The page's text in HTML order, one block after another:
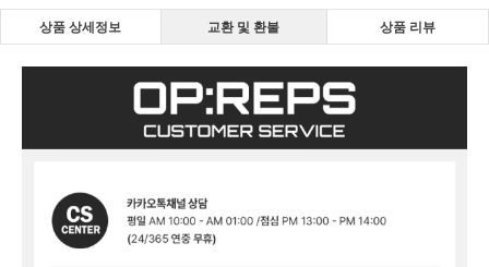
상품 상세정보 교환 및 환불 상품 리뷰